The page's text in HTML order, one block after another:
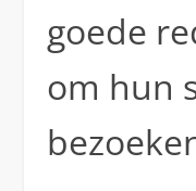
goede
om hun